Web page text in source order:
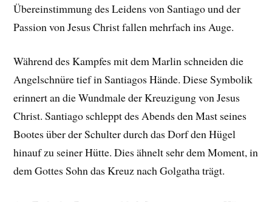
Übereinstimmung des Leidens von Santiago und der
Passion von Jesus Christ fallen mehrfach ins Auge.
Während des Kampfes mit dem Marlin schneiden die
Angelschnüre tief in Santiagos Hände. Diese Symbolik
erinnert an die Wundmale der Kreuzigung von Jesus
Christ. Santiago schleppt des Abends den Mast seines
Bootes über der Schulter durch das Dorf den Hügel
hinauf zu seiner Hütte. Dies ähnelt sehr dem Moment, in
dem Gottes Sohn das Kreuz nach Golgatha trägt.